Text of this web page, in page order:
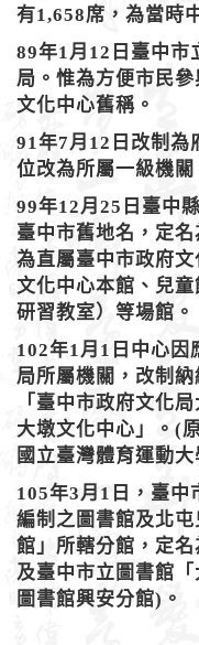
有1,658席，為當時
89年1月12日臺中市
局。惟為方便市民
文化中心舊稱。
91年7月12日改制為
位改為所屬一級機關
99年12月25日臺中
臺中市舊地名，定
為直屬臺中市政府
文化中心本館、兒
研習教室）等場館。
102年1月1日中心因
局所屬機關，改制
「臺中市政府文化
大墩文化中心」。(
國立臺灣體育運動
105年3月1日，臺中
編制之圖書館及北
館」所轄分館，定名
及臺中市立圖書館
圖書館興安分館)。